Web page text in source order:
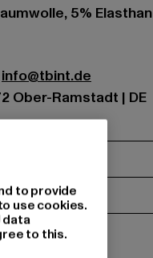
5% Elasthan
info@tbint.de
Ober-Ramstadt | DE
to provide
use cookies.
data
to this.